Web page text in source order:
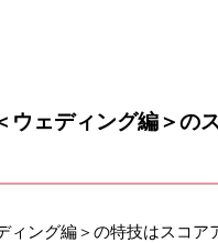
ウェディング編＞の
ィング編＞の特技はスコア